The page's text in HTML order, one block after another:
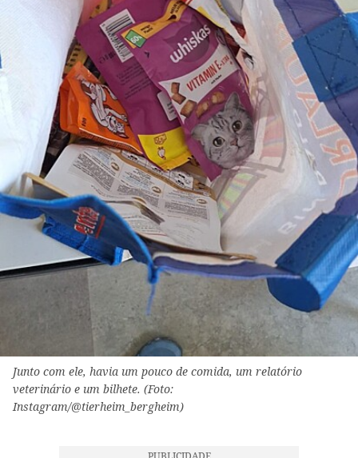
Junto com ele, havia um pouco de comida, um relatório
veterinário e um bilhete. (Foto:
Instagram/@tierheim_bergheim)